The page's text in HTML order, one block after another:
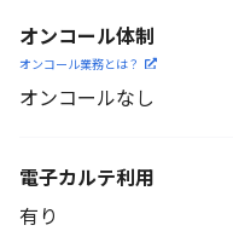
オンコール体制
オンコール業務とは？
オンコールなし
電子カルテ利用
有り